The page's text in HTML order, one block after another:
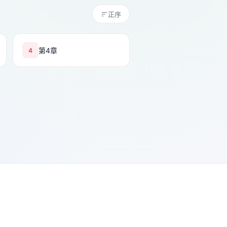
正序
4 第4章